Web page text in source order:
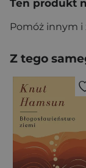
Ten produkt
Pomóż innym i
Z tego